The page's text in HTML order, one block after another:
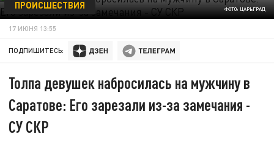
ФОТО: ЦАРЬГРАД
ПРОИСШЕСТВИЯ
17 ИЮНЯ 13:55
ПОДПИШИТЕСЬ:
Толпа девушек набросилась на мужчину в
Саратове: Его зарезали из-за замечания -
СУ СКР